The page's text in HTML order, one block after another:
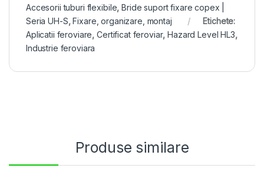
Accesorii tuburi flexibile,Bride suport fixare copex |
Seria UH-S,Fixare, organizare, montaj
Etichete:
Aplicatii feroviare,Certificat feroviar,Hazard Level HL3,
Industrie feroviara
Produse similare